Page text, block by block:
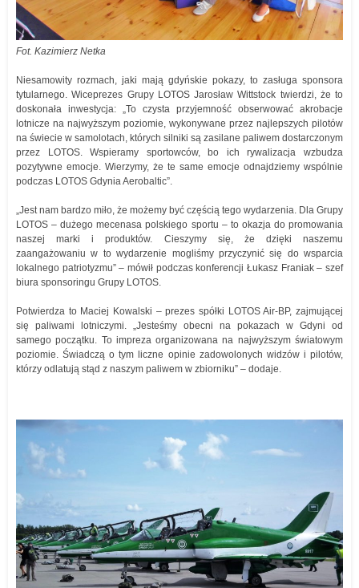
Fot. Kazimierz Netka
Niesamowity rozmach, jaki mają gdyńskie pokazy, to zasługa sponsora
tytularnego. Wiceprezes Grupy LOTOS Jarosław Wittstock twierdzi, że to
doskonała inwestycja: „To czysta przyjemność obserwować akrobacje
lotnicze na najwyższym poziomie, wykonywane przez najlepszych pilotów
na świecie w samolotach, których silniki są zasilane paliwem dostarczonym
przez LOTOS. Wspieramy sportowców, bo ich rywalizacja wzbudza
pozytywne emocje. Wierzymy, że te same emocje odnajdziemy wspólnie
podczas LOTOS Gdynia Aerobaltic”.
„Jest nam bardzo miło, że możemy być częścią tego wydarzenia. Dla Grupy
LOTOS – dużego mecenasa polskiego sportu – to okazja do promowania
naszej marki i produktów. Cieszymy się, że dzięki naszemu
zaangażowaniu w to wydarzenie mogliśmy przyczynić się do wsparcia
lokalnego patriotyzmu” – mówił podczas konferencji Łukasz Franiak – szef
biura sponsoringu Grupy LOTOS.
Potwierdza to Maciej Kowalski – prezes spółki LOTOS Air-BP, zajmującej
się paliwami lotniczymi. „Jesteśmy obecni na pokazach w Gdyni od
samego początku. To impreza organizowana na najwyższym światowym
poziomie. Świadczą o tym liczne opinie zadowolonych widzów i pilotów,
którzy odlatują stąd z naszym paliwem w zbiorniku” – dodaje.